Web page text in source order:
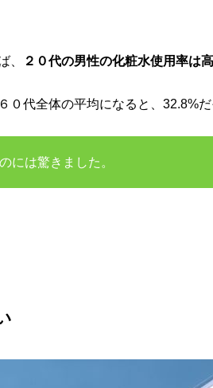
、 ２０代の男性の化粧水使用率は
代全体の平均になると、32.8%だ
には驚きました。